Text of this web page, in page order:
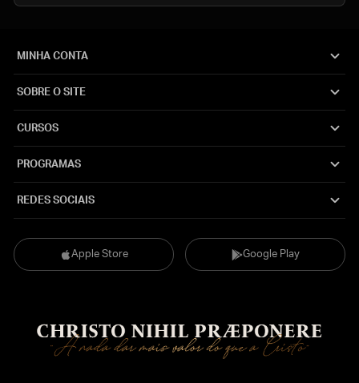
Apple Store Google Play
MINHA CONTA
SOBRE O SITE
CURSOS
PROGRAMAS
REDES SOCIAIS